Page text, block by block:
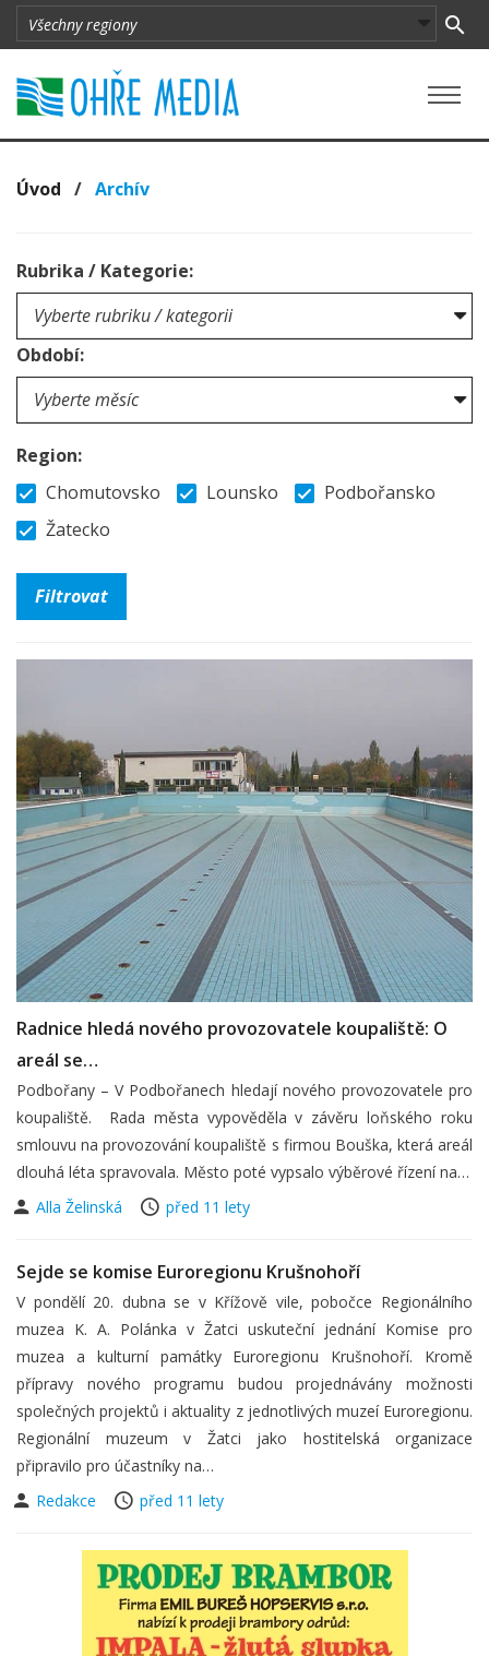
Úvod / Archív
Rubrika / Kategorie:
Období:
Region:
Chomutovsko
Lounsko
Podbořansko
Žatecko
Radnice hledá nového provozovatele koupaliště: O
areál se…
Podbořany – V Podbořanech hledají nového provozovatele pro
koupaliště. Rada města vypověděla v závěru loňského roku
smlouvu na provozování koupaliště s firmou Bouška, která areál
dlouhá léta spravovala. Město poté vypsalo výběrové řízení na…
Alla Želinská
před 11 lety
Sejde se komise Euroregionu Krušnohoří
V pondělí 20. dubna se v Křížově vile, pobočce Regionálního
muzea K. A. Polánka v Žatci uskuteční jednání Komise pro
muzea a kulturní památky Euroregionu Krušnohoří. Kromě
přípravy nového programu budou projednávány možnosti
společných projektů i aktuality z jednotlivých muzeí Euroregionu.
Regionální muzeum v Žatci jako hostitelská organizace
připravilo pro účastníky na…
Redakce
před 11 lety